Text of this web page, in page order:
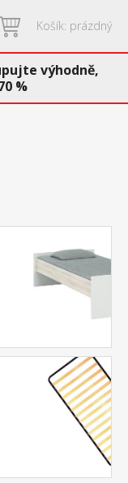
Košík: prázdný
výhodně,
%